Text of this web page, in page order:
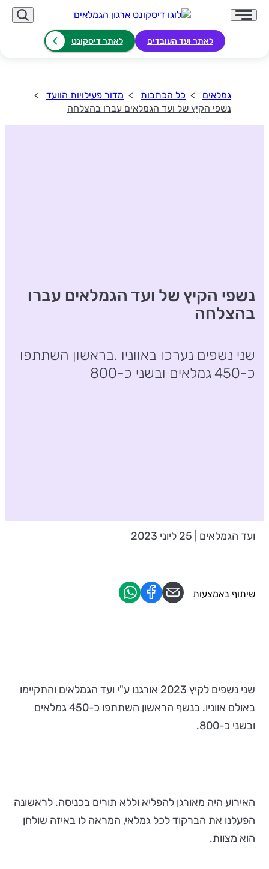
לאתר ועד העובדים לאתר דיסקונט
גמלאים כל הכתבות
מדור פעילויות הוועד
נשפי הקיץ של ועד הגמלאים עברו בהצלחה
נשפי הקיץ של ועד הגמלאים עברו
בהצלחה
שני נשפים נערכו באווניו .בראשון השתתפו
כ-450 גמלאים ובשני כ-800
ועד הגמלאים | 25 ליוני 2023
שני נשפים לקיץ 2023 אורגנו ע"י ועד הגמלאים והתקיימו
באולם אווניו. בנשף הראשון השתתפו כ-450 גמלאים
ובשני כ-800.
האירוע היה מאורגן להפליא וללא תורים בכניסה. לראשונה
הפעלנו את הברקוד לכל גמלאי, המראה לו באיזה שולחן
הוא מצוות.
שיתוף באמצעות